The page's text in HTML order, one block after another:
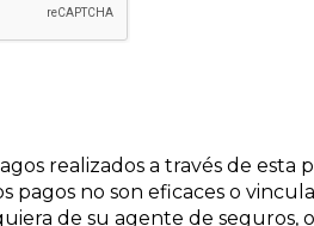
realizados a través de
pagos no son eficaces o
de su agente de